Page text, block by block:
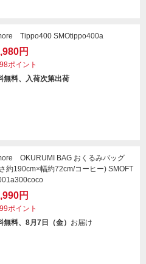
Tippo400 SMOtippo400a
円
ポイント
無料、入荷次第出荷
OKURUMI BAG おくるみバッグ
約190cm×幅約72cm/コーヒー) SMOFT
円
ポイント
無料、8月7日（金） お届け